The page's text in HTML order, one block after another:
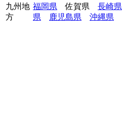
九州地
方
福岡県 佐賀県 長崎県
県
鹿児島県 沖縄県